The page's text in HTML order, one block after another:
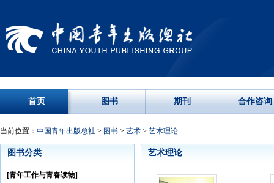
首页 图书 期刊 合作咨询
当前位置： 中国青年出版总社 > 图书 > 艺术 > 艺术理论
图书分类
[青年工作与青春读物]
艺术理论